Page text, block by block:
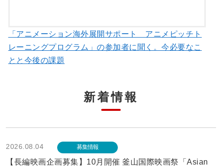
「アニメーション海外展開サポート アニメピッチト
レーニングプログラム」の参加者に聞く。今必要なこ
とと今後の課題
新着情報
2026.08.04 募集情報
【長編映画企画募集】10月開催 釜山国際映画祭「Asian